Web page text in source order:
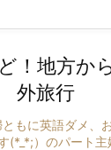
！地方か
外旅行
もに英語ダメ、
(*_*;）のパート